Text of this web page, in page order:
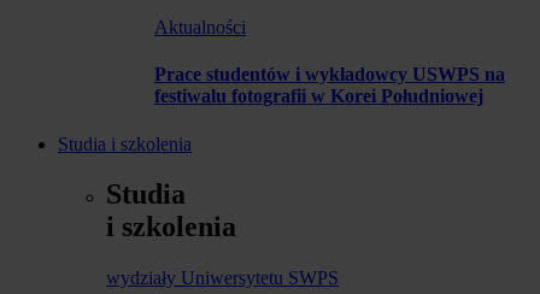
Aktualności
Prace studentów i wykładowcy USWPS na
festiwalu fotografii w Korei Południowej
Studia i szkolenia
Studia
i szkolenia
wydziały Uniwersytetu SWPS